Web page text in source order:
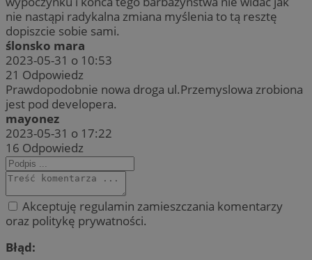
nie nastąpi radykalna zmiana myślenia to tą resztę
dopiszcie sobie sami.
ślonsko mara
2023-05-31 o 10:53
21 Odpowiedz
Prawdopodobnie nowa droga ul.Przemyslowa zrobiona
jest pod developera.
mayonez
2023-05-31 o 17:22
16 Odpowiedz
Akceptuję regulamin zamieszczania komentarzy
oraz politykę prywatności.
Błąd: